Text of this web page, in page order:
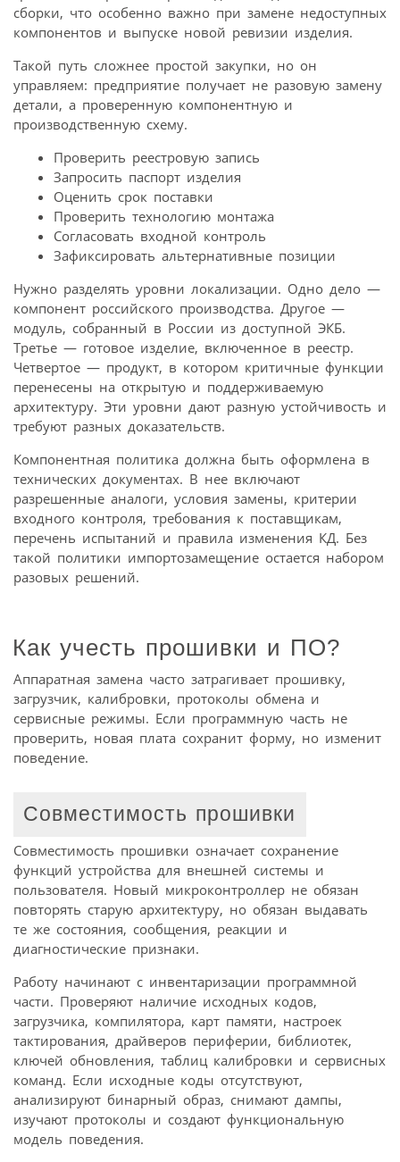
сборки, что особенно важно при замене недоступных
компонентов и выпуске новой ревизии изделия.
Такой путь сложнее простой закупки, но он
управляем: предприятие получает не разовую замену
детали, а проверенную компонентную и
производственную схему.
Проверить реестровую запись
Запросить паспорт изделия
Оценить срок поставки
Проверить технологию монтажа
Согласовать входной контроль
Зафиксировать альтернативные позиции
Нужно разделять уровни локализации. Одно дело —
компонент российского производства. Другое —
модуль, собранный в России из доступной ЭКБ.
Третье — готовое изделие, включенное в реестр.
Четвертое — продукт, в котором критичные функции
перенесены на открытую и поддерживаемую
архитектуру. Эти уровни дают разную устойчивость и
требуют разных доказательств.
Компонентная политика должна быть оформлена в
технических документах. В нее включают
разрешенные аналоги, условия замены, критерии
входного контроля, требования к поставщикам,
перечень испытаний и правила изменения КД. Без
такой политики импортозамещение остается набором
разовых решений.
Как учесть прошивки и ПО?
Аппаратная замена часто затрагивает прошивку,
загрузчик, калибровки, протоколы обмена и
сервисные режимы. Если программную часть не
проверить, новая плата сохранит форму, но изменит
поведение.
Совместимость прошивки
Совместимость прошивки означает сохранение
функций устройства для внешней системы и
пользователя. Новый микроконтроллер не обязан
повторять старую архитектуру, но обязан выдавать
те же состояния, сообщения, реакции и
диагностические признаки.
Работу начинают с инвентаризации программной
части. Проверяют наличие исходных кодов,
загрузчика, компилятора, карт памяти, настроек
тактирования, драйверов периферии, библиотек,
ключей обновления, таблиц калибровки и сервисных
команд. Если исходные коды отсутствуют,
анализируют бинарный образ, снимают дампы,
изучают протоколы и создают функциональную
модель поведения.